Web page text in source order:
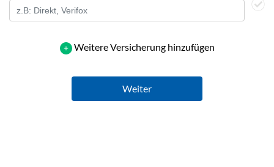
Weitere Versicherung hinzufügen